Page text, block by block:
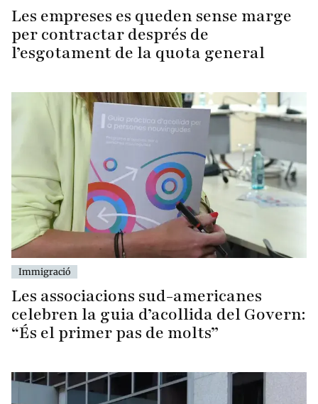
Les empreses es queden sense marge
per contractar després de
l’esgotament de la quota general
Immigració
Les associacions sud-americanes
celebren la guia d’acollida del Govern:
“És el primer pas de molts”